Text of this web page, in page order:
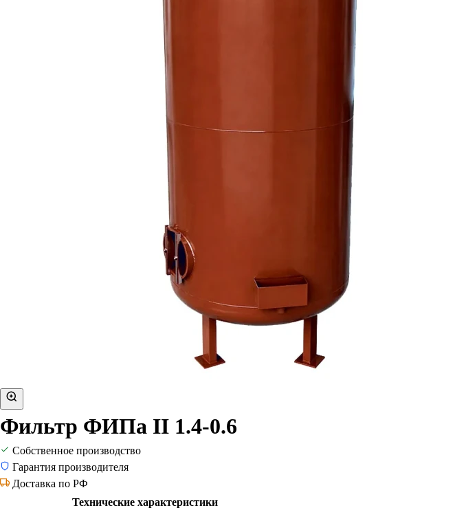
Фильтр ФИПа II 1.4-0.6
Собственное производство
Гарантия производителя
Доставка по РФ
Технические характеристики